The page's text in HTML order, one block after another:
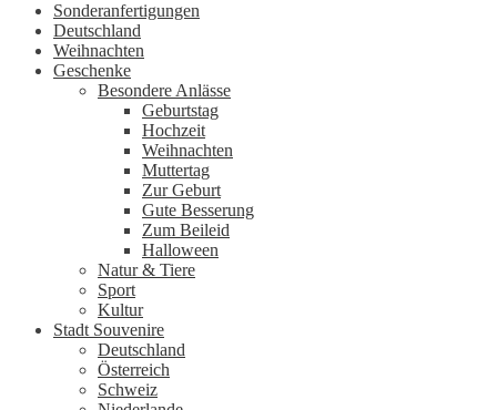
Sonderanfertigungen
Deutschland
Weihnachten
Geschenke
Besondere Anlässe
Geburtstag
Hochzeit
Weihnachten
Muttertag
Zur Geburt
Gute Besserung
Zum Beileid
Halloween
Natur & Tiere
Sport
Kultur
Stadt Souvenire
Deutschland
Österreich
Schweiz